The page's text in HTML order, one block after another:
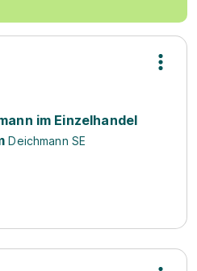
im Einzelhandel
Deichmann SE